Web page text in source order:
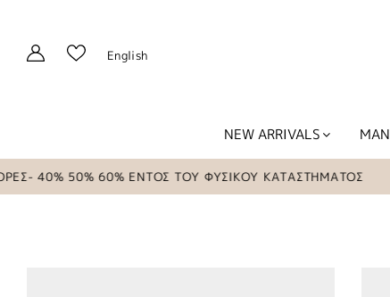
English
NEW ARRIVALS MAN
50% 60% ΕΝΤΟΣ ΤΟΥ ΦΥΣΙΚΟΥ ΚΑΤΑΣΤΗΜΑΤΟΣ